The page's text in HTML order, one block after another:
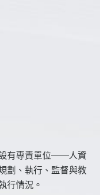
有專責單位——人資
劃、執行、監督與教
行情況。